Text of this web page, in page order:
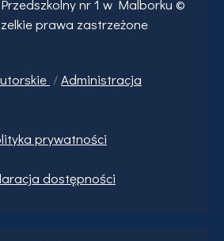
nr 1 w Malborku ©
prawa zastrzeżone
/Administracja
prywatności
dostępności